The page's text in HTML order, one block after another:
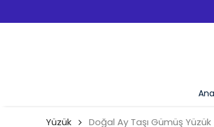
Yüzük Doğal Ay Taşı Gümüş Yüzük